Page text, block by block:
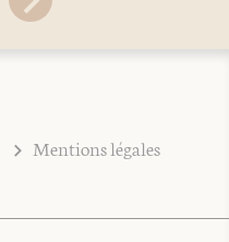
Mentions légales